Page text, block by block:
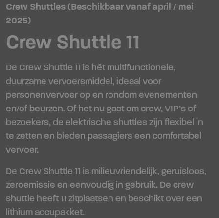
Crew Shuttles (Beschikbaar vanaf april / mei
2025)
Crew Shuttle 11
De Crew Shuttle 11 is hét multifunctionele,
duurzame vervoersmiddel, ideaal voor
personenvervoer op en rondom evenementen
en/of beurzen. Of het nu gaat om crew, VIP’s of
bezoekers, de elektrische shuttles zijn flexibel in
te zetten en bieden passagiers een comfortabel
vervoer.
De Crew Shuttle 11 is milieuvriendelijk, geruisloos,
zeroemissie en eenvoudig in gebruik. De crew
shuttle heeft 11 zitplaatsen en beschikt over een
lithium accupakket.